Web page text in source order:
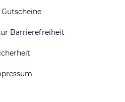
Gutscheine
Barrierefreiheit